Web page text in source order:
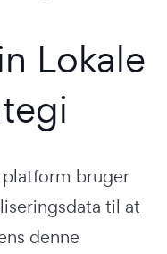
Lokale
bruger
til at
denne